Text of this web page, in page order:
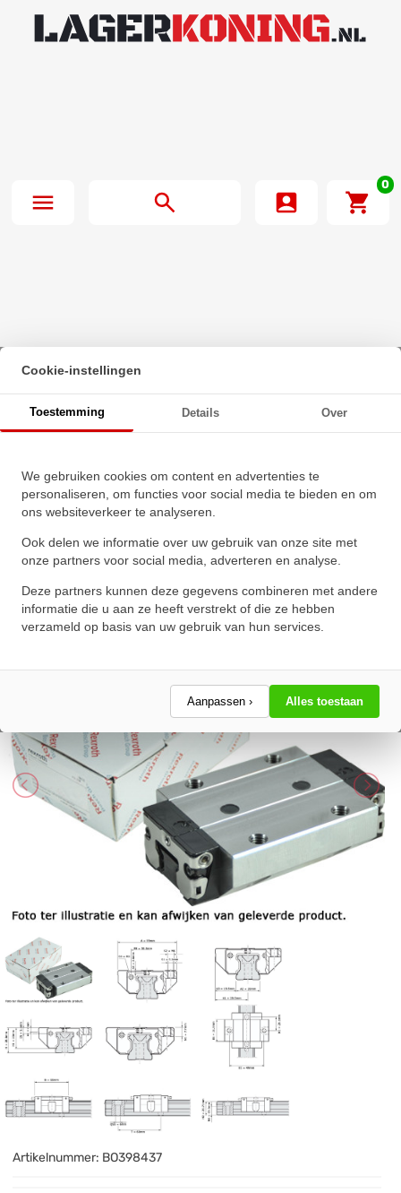
0
Beginpagina·
Bosch Rexroth Kogelwagen Koolstofstaal KWC-020-FKN-
C1-H-2 Zonder Kogelketting
Cookie-instellingen
Toestemming Details Over
We gebruiken cookies om content en advertenties te
personaliseren, om functies voor social media te bieden en om
ons websiteverkeer te analyseren.
Ook delen we informatie over uw gebruik van onze site met
onze partners voor social media, adverteren en analyse.
Deze partners kunnen deze gegevens combineren met andere
informatie die u aan ze heeft verstrekt of die ze hebben
verzameld op basis van uw gebruik van hun services.
Aanpassen › Alles toestaan
Bosch Rexroth Kogelwagen
Koolstofstaal KWC-020-FKN-C1-
H-2 Zonder Kogelketting
Schrijf een review!
Artikelnummer: BO398437